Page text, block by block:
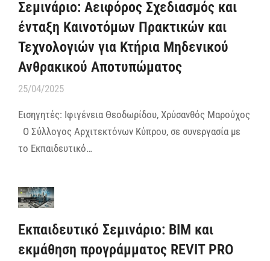
Σεμινάριο: Αειφόρος Σχεδιασμός και
ένταξη Καινοτόμων Πρακτικών και
Τεχνολογιών για Κτήρια Μηδενικού
Ανθρακικού Αποτυπώματος
25/04/2025
Εισηγητές: Ιφιγένεια Θεοδωρίδου, Χρύσανθός Μαρούχος
Ο Σύλλογος Αρχιτεκτόνων Κύπρου, σε συνεργασία με
το Εκπαιδευτικό…
Εκπαιδευτικό Σεμινάριο: BIM και
εκμάθηση προγράμματος REVIT PRO